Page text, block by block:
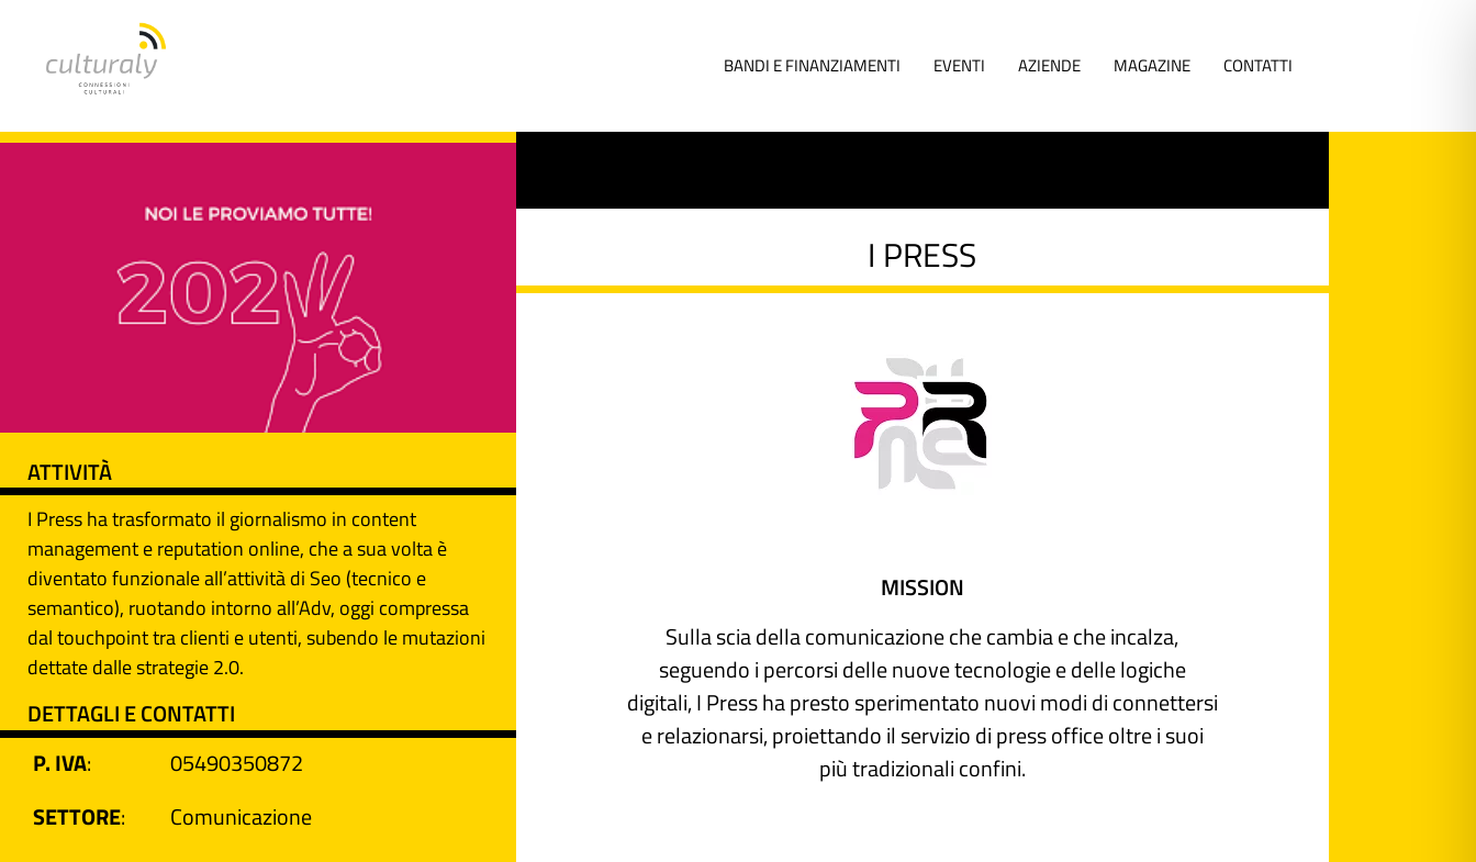
BANDI E FINANZIAMENTI EVENTI AZIENDE MAGAZINE CONTATTI
ATTIVITÀ
I Press ha trasformato il giornalismo in content
management e reputation online, che a sua volta è
diventato funzionale all’attività di Seo (tecnico e
semantico), ruotando intorno all’Adv, oggi compressa
dal touchpoint tra clienti e utenti, subendo le mutazioni
dettate dalle strategie 2.0.
DETTAGLI E CONTATTI
P. IVA:
05490350872
SETTORE:
Comunicazione
I PRESS
MISSION
Sulla scia della comunicazione che cambia e che incalza,
seguendo i percorsi delle nuove tecnologie e delle logiche
digitali, I Press ha presto sperimentato nuovi modi di connettersi
e relazionarsi, proiettando il servizio di press office oltre i suoi
più tradizionali confini.